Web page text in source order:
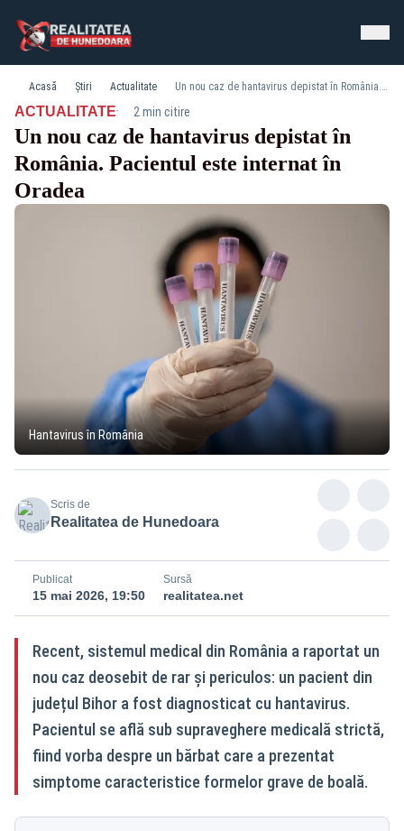
Acasă Știri Actualitate Un nou caz de hantavirus depistat în România. Pacientul este internat în Oradea
ACTUALITATE· 2 min citire
Un nou caz de hantavirus depistat în
România. Pacientul este internat în
Oradea
Hantavirus în România
Scris de
Realitatea de Hunedoara
Publicat
15 mai 2026, 19:50
Sursă
realitatea.net
Recent, sistemul medical din România a raportat un
nou caz deosebit de rar și periculos: un pacient din
județul Bihor a fost diagnosticat cu hantavirus.
Pacientul se află sub supraveghere medicală strictă,
fiind vorba despre un bărbat care a prezentat
simptome caracteristice formelor grave de boală.